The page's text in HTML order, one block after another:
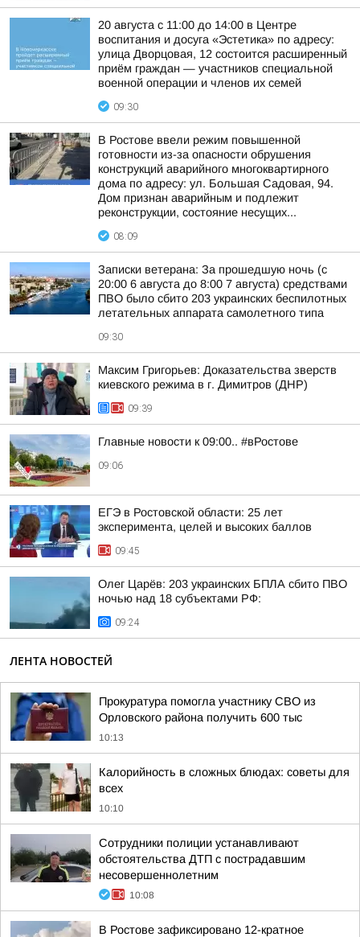
20 августа с 11:00 до 14:00 в Центре
воспитания и досуга «Эстетика» по адресу:
улица Дворцовая, 12 состоится расширенный
приём граждан — участников специальной
военной операции и членов их семей
09:30
В Ростове ввели режим повышенной
готовности из-за опасности обрушения
конструкций аварийного многоквартирного
дома по адресу: ул. Большая Садовая, 94.
Дом признан аварийным и подлежит
реконструкции, состояние несущих...
08:09
Записки ветерана: За прошедшую ночь (с
20:00 6 августа до 8:00 7 августа) средствами
ПВО было сбито 203 украинских беспилотных
летательных аппарата самолетного типа
09:30
Максим Григорьев: Доказательства зверств
киевского режима в г. Димитров (ДНР)
09:39
Главные новости к 09:00.. #вРостове
09:06
ЕГЭ в Ростовской области: 25 лет
эксперимента, целей и высоких баллов
09:45
Олег Царёв: 203 украинских БПЛА сбито ПВО
ночью над 18 субъектами РФ:
09:24
ЛЕНТА НОВОСТЕЙ
Прокуратура помогла участнику СВО из
Орловского района получить 600 тыс
10:13
Калорийность в сложных блюдах: советы для
всех
10:10
Сотрудники полиции устанавливают
обстоятельства ДТП с пострадавшим
несовершеннолетним
10:08
В Ростове зафиксировано 12-кратное